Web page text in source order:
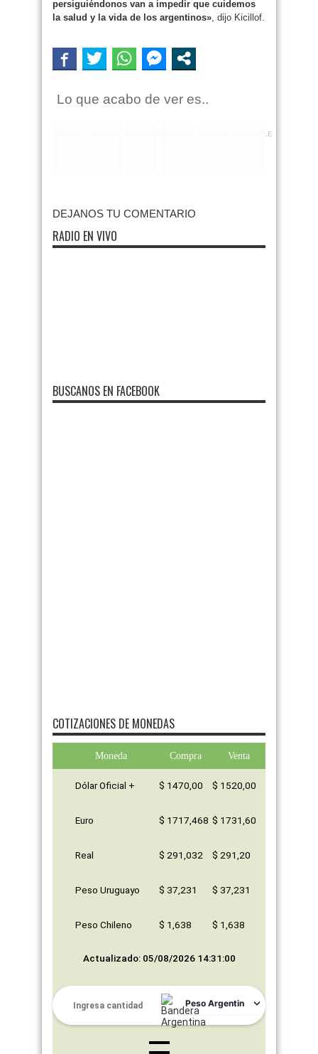
persiguiéndonos van a impedir que cuidemos
la salud y la vida de los argentinos», dijo Kicillof.
Lo que acabo de ver es..
INCREIBLE
DEJANOS TU COMENTARIO
RADIO EN VIVO
BUSCANOS EN FACEBOOK
COTIZACIONES DE MONEDAS
Moneda Compra Venta
Dólar Oficial + $ 1470,00 $ 1520,00
Euro $ 1717,468 $ 1731,60
Real $ 291,032 $ 291,20
Peso Uruguayo $ 37,231 $ 37,231
Peso Chileno $ 1,638 $ 1,638
Actualizado: 05/08/2026 14:31:00